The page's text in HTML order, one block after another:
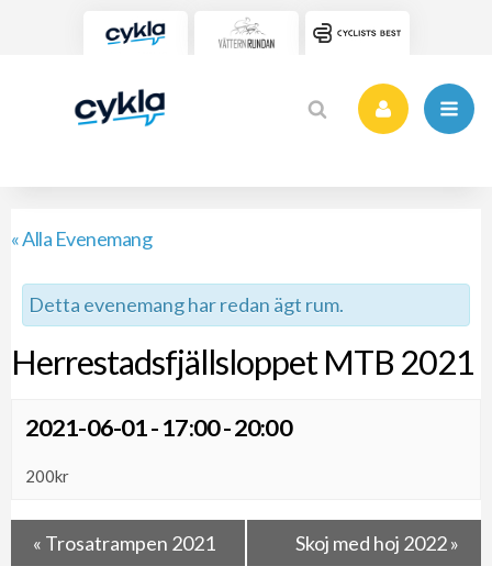
« Alla Evenemang
Detta evenemang har redan ägt rum.
Herrestadsfjällsloppet MTB 2021
2021-06-01 - 17:00-20:00
200kr
« Trosatrampen 2021 Skoj med hoj 2022»